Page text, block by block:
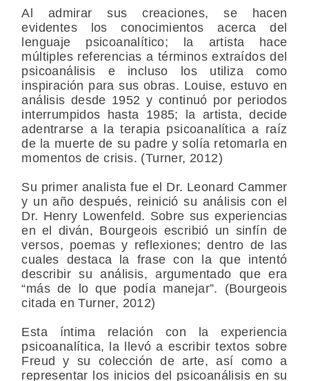
Al admirar sus creaciones, se hacen
evidentes los conocimientos acerca del
lenguaje psicoanalítico; la artista hace
múltiples referencias a términos extraídos del
psicoanálisis e incluso los utiliza como
inspiración para sus obras. Louise, estuvo en
análisis desde 1952 y continuó por periodos
interrumpidos hasta 1985; la artista, decide
adentrarse a la terapia psicoanalítica a raíz
de la muerte de su padre y solía retomarla en
momentos de crisis. (Turner, 2012)
Su primer analista fue el Dr. Leonard Cammer
y un año después, reinició su análisis con el
Dr. Henry Lowenfeld. Sobre sus experiencias
en el diván, Bourgeois escribió un sinfín de
versos, poemas y reflexiones; dentro de las
cuales destaca la frase con la que intentó
describir su análisis, argumentado que era
“más de lo que podía manejar”. (Bourgeois
citada en Turner, 2012)
Esta íntima relación con la experiencia
psicoanalítica, la llevó a escribir textos sobre
Freud y su colección de arte, así como a
representar los inicios del psicoanálisis en su